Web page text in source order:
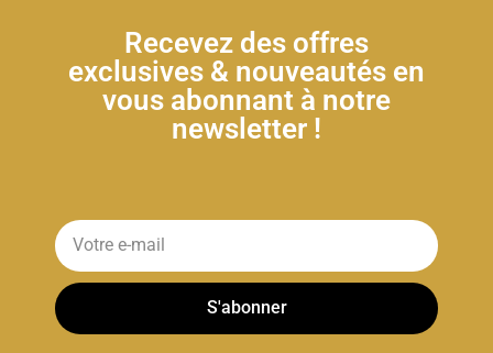
Recevez des offres
exclusives & nouveautés en
vous abonnant à notre
newsletter !
S'abonner